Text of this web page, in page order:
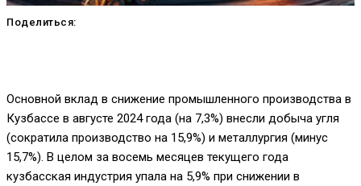
Поделиться:
Основной вклад в снижение промышленного производства в
Кузбассе в августе 2024 года (на 7,3%) внесли добыча угля
(сократила производство на 15,9%) и металлургия (минус
15,7%). В целом за восемь месяцев текущего года
кузбасская индустрия упала на 5,9% при снижении в